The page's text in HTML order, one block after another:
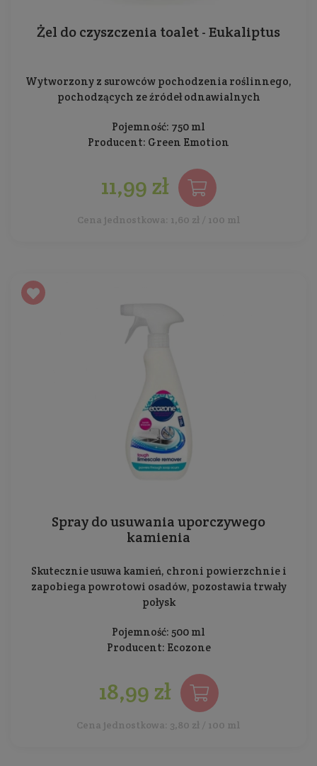
Żel do czyszczenia toalet - Eukaliptus
Wytworzony z surowców pochodzenia roślinnego,
pochodzących ze źródeł odnawialnych
Pojemność: 750 ml
Producent: Green Emotion
11,99 zł
Cena jednostkowa: 1,60 zł / 100 ml
Spray do usuwania uporczywego
kamienia
Skutecznie usuwa kamień, chroni powierzchnie i
zapobiega powrotowi osadów, pozostawia trwały
połysk
Pojemność: 500 ml
Producent: Ecozone
18,99 zł
Cena jednostkowa: 3,80 zł / 100 ml